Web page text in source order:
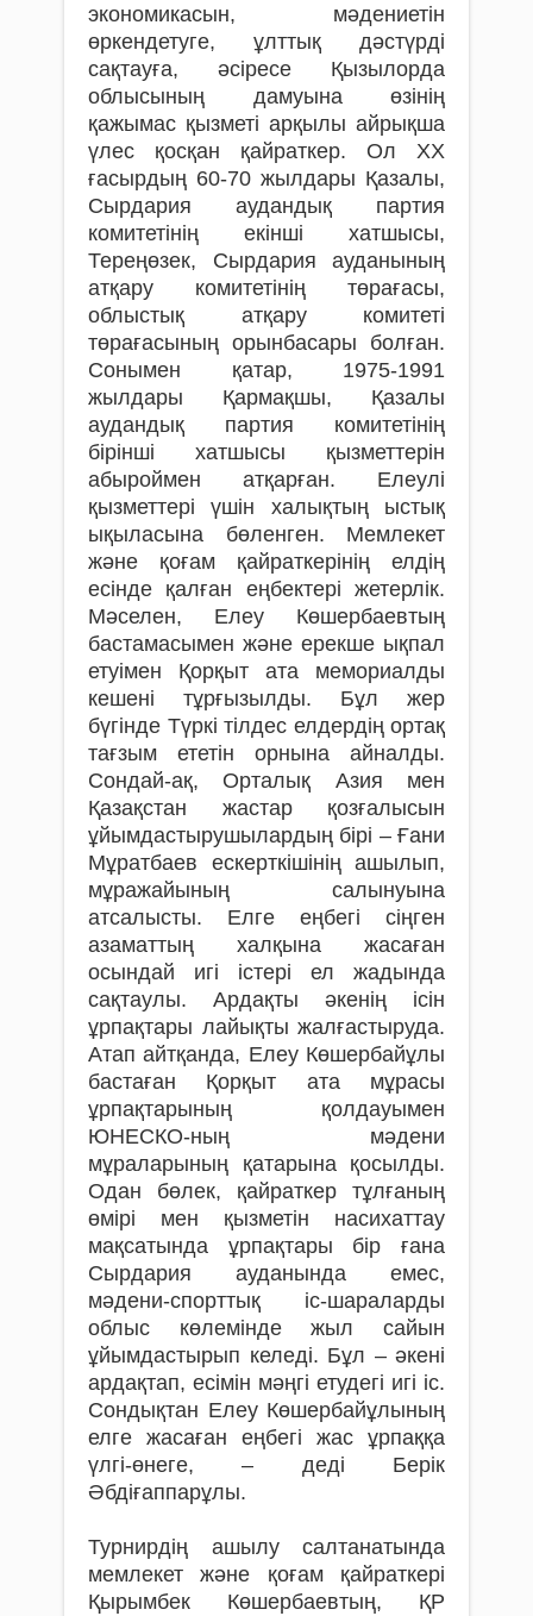
экономикасын, мәдениетін
өркендетуге, ұлттық дәстүрді
сақтауға, әсіресе Қызылорда
облысының дамуына өзінің
қажымас қызметі арқылы айрықша
үлес қосқан қайраткер. Ол ХХ
ғасырдың 60-70 жылдары Қазалы,
Сырдария аудандық партия
комитетінің екінші хатшысы,
Тереңөзек, Сырдария ауданының
атқару комитетінің төрағасы,
облыстық атқару комитеті
төрағасының орынбасары болған.
Сонымен қатар, 1975-1991
жылдары Қармақшы, Қазалы
аудандық партия комитетінің
бірінші хатшысы қызметтерін
абыроймен атқарған. Елеулі
қызметтері үшін халықтың ыстық
ықыласына бөленген. Мемлекет
және қоғам қайраткерінің елдің
есінде қалған еңбектері жетерлік.
Мәселен, Елеу Көшербаевтың
бастамасымен және ерекше ықпал
етуімен Қорқыт ата мемориалды
кешені тұрғызылды. Бұл жер
бүгінде Түркі тілдес елдердің ортақ
тағзым ететін орнына айналды.
Сондай-ақ, Орталық Азия мен
Қазақстан жастар қозғалысын
ұйымдастырушылардың бірі – Ғани
Мұратбаев ескерткішінің ашылып,
мұражайының салынуына
атсалысты. Елге еңбегі сіңген
азаматтың халқына жасаған
осындай игі істері ел жадында
сақтаулы. Ардақты әкенің ісін
ұрпақтары лайықты жалғастыруда.
Атап айтқанда, Елеу Көшербайұлы
бастаған Қорқыт ата мұрасы
ұрпақтарының қолдауымен
ЮНЕСКО-ның мәдени
мұраларының қатарына қосылды.
Одан бөлек, қайраткер тұлғаның
өмірі мен қызметін насихаттау
мақсатында ұрпақтары бір ғана
Сырдария ауданында емес,
мәдени-спорттық іс-шараларды
облыс көлемінде жыл сайын
ұйымдастырып келеді. Бұл – әкені
ардақтап, есімін мәңгі етудегі игі іс.
Сондықтан Елеу Көшербайұлының
елге жасаған еңбегі жас ұрпаққа
үлгі-өнеге, – деді Берік
Әбдіғаппарұлы.
Турнирдің ашылу салтанатында
мемлекет және қоғам қайраткері
Қырымбек Көшербаевтың, ҚР